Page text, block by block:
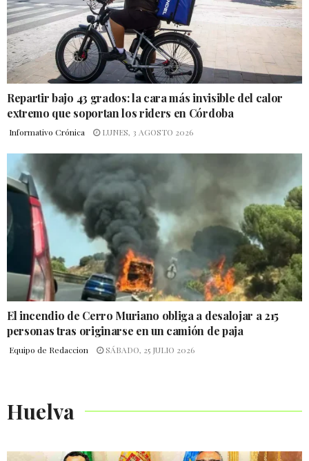
Repartir bajo 43 grados: la cara más invisible del calor
extremo que soportan los riders en Córdoba
Informativo Crónica LUNES, 3 AGOSTO 2026
El incendio de Cerro Muriano obliga a desalojar a 215
personas tras originarse en un camión de paja
Equipo de Redaccion SÁBADO, 25 JULIO 2026
Huelva